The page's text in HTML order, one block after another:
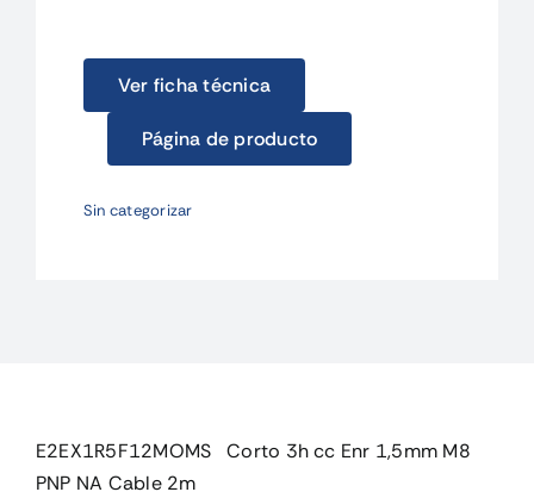
Ver ficha técnica
Página de producto
Sin categorizar
E2EX1R5F12MOMS Corto 3h cc Enr 1,5mm M8
PNP NA Cable 2m